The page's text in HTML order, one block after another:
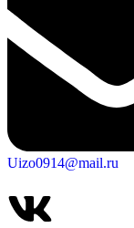
Uizo0914@mail.ru